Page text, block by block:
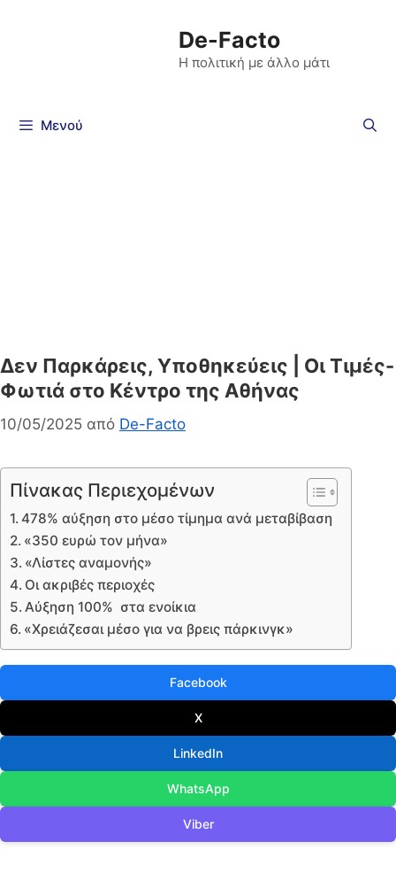
De-Facto
Η πολιτική με άλλο μάτι
Μενού
Δεν Παρκάρεις, Υποθηκεύεις | Οι Τιμές-
Φωτιά στο Κέντρο της Αθήνας
10/05/2025 από De-Facto
Πίνακας Περιεχομένων
478% αύξηση στο μέσο τίμημα ανά μεταβίβαση
«350 ευρώ τον μήνα»
«Λίστες αναμονής»
Οι ακριβές περιοχές
Αύξηση 100% στα ενοίκια
«Χρειάζεσαι μέσο για να βρεις πάρκινγκ»
Facebook
X
LinkedIn
WhatsApp
Viber